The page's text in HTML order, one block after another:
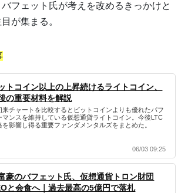
フェット氏が考えを改めるきっかけと
が集まる。
トコイン以上の上昇続けるライトコイン、
の重要材料を解説
来チャートを比較するとビットコインよりも優れたパフ
マンスを維持している仮想通貨ライトコイン。今後LTC
を影響し得る重要ファンダメンタルズをまとめた。
06/03 09:25
豪のバフェット氏、仮想通貨トロン財団
と会食へ｜過去最高の5億円で落札